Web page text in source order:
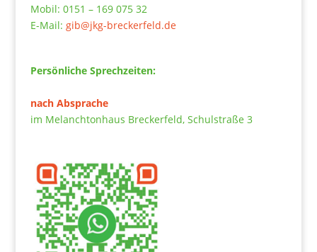
Mobil: 0151 – 169 075 32
E-Mail: gib@jkg-breckerfeld.de
Persönliche Sprechzeiten:
nach Absprache
im Melanchtonhaus Breckerfeld, Schulstraße 3